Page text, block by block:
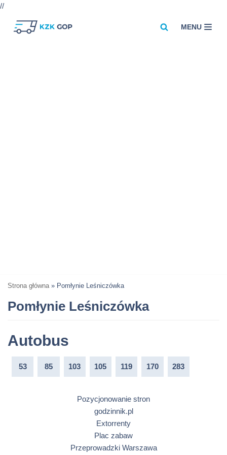
//
MENU
Strona główna » Pomłynie Leśniczówka
Pomłynie Leśniczówka
Autobus
53 85 103 105 119 170 283
Pozycjonowanie stron
godzinnik.pl
Extorrenty
Plac zabaw
Przeprowadzki Warszawa